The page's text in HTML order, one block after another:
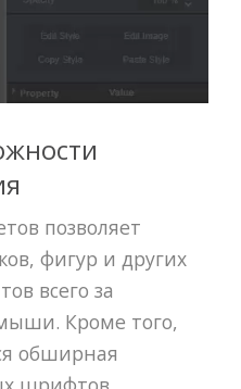
позволяет
фигур и других
всего за
Кроме того,
обширная